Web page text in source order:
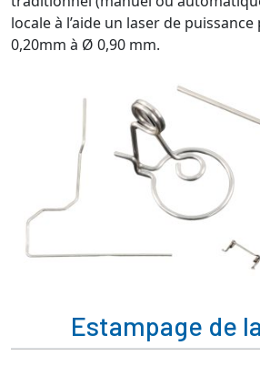
locale à l’aide un laser de
0,20mm à Ø 0,90 mm.
Estampage de